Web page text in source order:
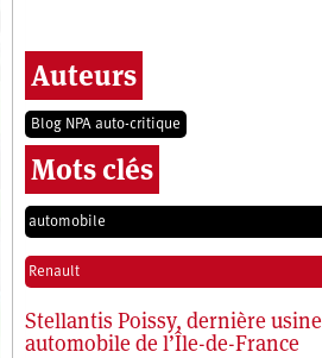
Auteurs
Blog NPA auto-critique
Mots clés
automobile
Renault
Stellantis Poissy, dernière usine
automobile de l’Île-de-France